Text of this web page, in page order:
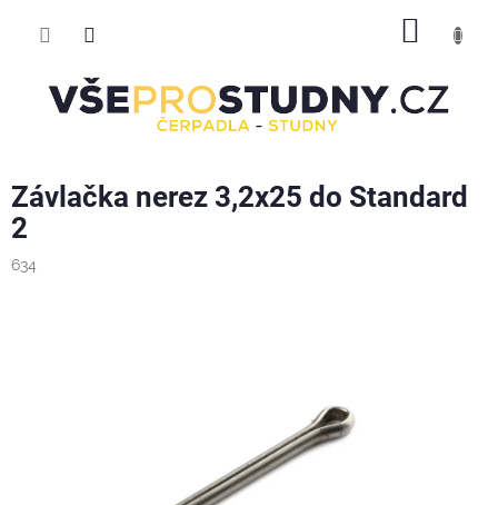
Závlačka nerez 3,2x25 do Standard
2
634